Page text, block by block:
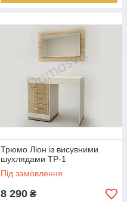
Трюмо Ліон із висувними
шухлядами ТР-1
Під замовлення
8 290 ₴